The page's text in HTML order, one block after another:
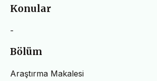
Konular
-
Bölüm
Araştırma Makalesi